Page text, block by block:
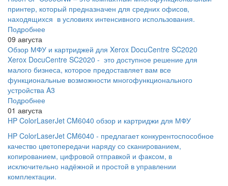
принтер, который предназначен для средних офисов,
находящихся в условиях интенсивного использования.
Подробнее
09 августа
Обзор МФУ и картриджей для Xerox DocuCentre SC2020
Xerox DocuCentre SC2020 - это доступное решение для
малого бизнеса, которое предоставляет вам все
функциональные возможности многофункционального
устройства A3
Подробнее
01 августа
HP ColorLaserJet CM6040 обзор и картриджи для МФУ
HP ColorLaserJet CM6040 - предлагает конкурентоспособное
качество цветопередачи наряду со сканированием,
копированием, цифровой отправкой и факсом, в
исключительно надёжной и простой в управлении
комплектации.